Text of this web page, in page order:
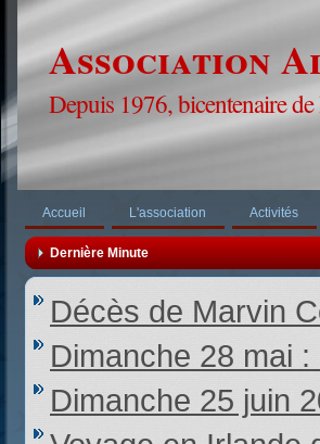
Association
Depuis 1976, bicentenaire
Accueil L'association Activités
Dernière Minute
Décès de Marvin
Dimanche 28 mai
Dimanche 25 juin